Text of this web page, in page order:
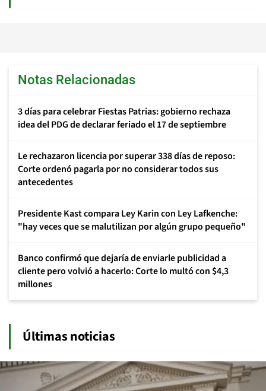
Notas Relacionadas
3 días para celebrar Fiestas Patrias: gobierno rechaza
idea del PDG de declarar feriado el 17 de septiembre
Le rechazaron licencia por superar 338 días de reposo:
Corte ordenó pagarla por no considerar todos sus
antecedentes
Presidente Kast compara Ley Karin con Ley Lafkenche:
"hay veces que se malutilizan por algún grupo pequeño"
Banco confirmó que dejaría de enviarle publicidad a
cliente pero volvió a hacerlo: Corte lo multó con $4,3
millones
Últimas noticias